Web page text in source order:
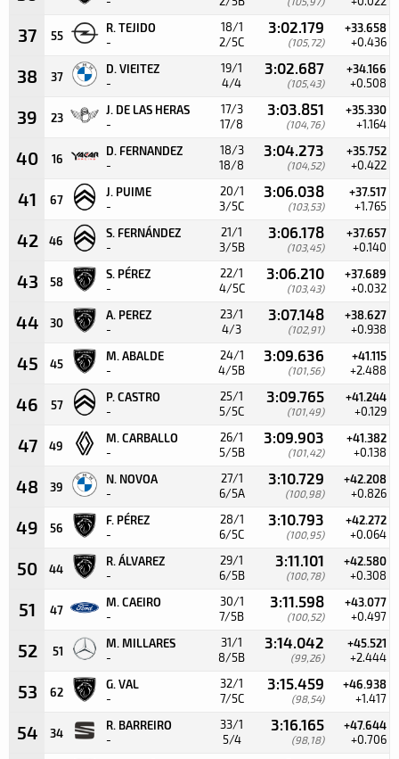
37 55
R. TEJIDO
-
18/1
2/5C
3:02.179
(105,72)
+33.658
+0.436
38 37
D. VIEITEZ
-
19/1
4/4
3:02.687
(105,43)
+34.166
+0.508
39 23
J. DE LAS HERAS
-
17/3
17/8
3:03.851
(104,76)
+35.330
+1.164
40 16
D. FERNANDEZ
-
18/3
18/8
3:04.273
(104,52)
+35.752
+0.422
41 67
J. PUIME
-
20/1
3/5C
3:06.038
(103,53)
+37.517
+1.765
42 46
S. FERNÁNDEZ
-
21/1
3/5B
3:06.178
(103,45)
+37.657
+0.140
43 58
S. PÉREZ
-
22/1
4/5C
3:06.210
(103,43)
+37.689
+0.032
44 30
A. PEREZ
-
23/1
4/3
3:07.148
(102,91)
+38.627
+0.938
45 45
M. ABALDE
-
24/1
4/5B
3:09.636
(101,56)
+41.115
+2.488
46 57
P. CASTRO
-
25/1
5/5C
3:09.765
(101,49)
+41.244
+0.129
47 49
M. CARBALLO
-
26/1
5/5B
3:09.903
(101,42)
+41.382
+0.138
48 39
N. NOVOA
-
27/1
6/5A
3:10.729
(100,98)
+42.208
+0.826
49 56
F. PÉREZ
-
28/1
6/5C
3:10.793
(100,95)
+42.272
+0.064
50 44
R. ÁLVAREZ
-
29/1
6/5B
3:11.101
(100,78)
+42.580
+0.308
51 47
M. CAEIRO
-
30/1
7/5B
3:11.598
(100,52)
+43.077
+0.497
52 51
M. MILLARES
-
31/1
8/5B
3:14.042
(99,26)
+45.521
+2.444
53 62
G. VAL
-
32/1
7/5C
3:15.459
(98,54)
+46.938
+1.417
54 34
R. BARREIRO
-
33/1
5/4
3:16.165
(98,18)
+47.644
+0.706